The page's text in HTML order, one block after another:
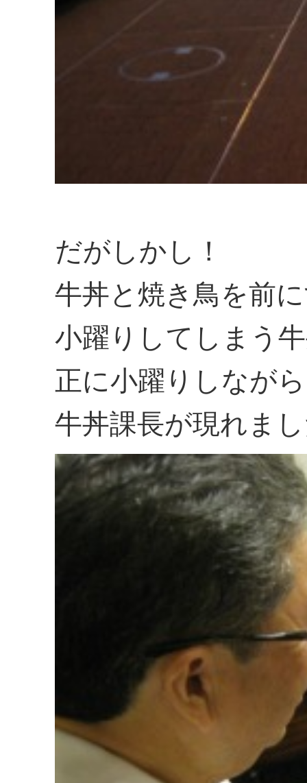
だがしかし！
牛丼と焼き鳥を前
小躍りしてしまう
正に小躍りしなが
牛丼課長が現れま